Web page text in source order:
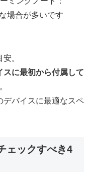
場合が多いです
。
スに最初から付属して
デバイスに最適なスペ
ェックすべき4